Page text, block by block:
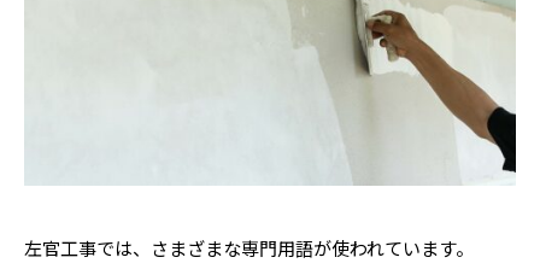
左官工事では、さまざまな専門用語が使われています。